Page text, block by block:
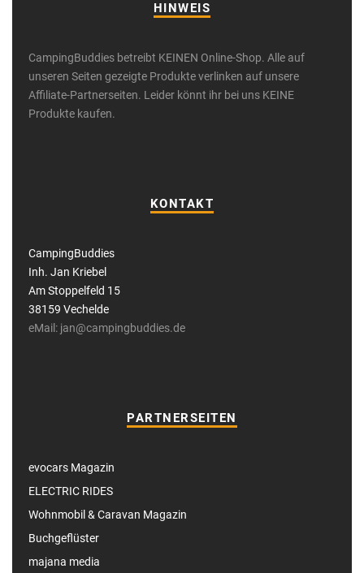
HINWEIS
CampingBuddies betreibt KEINEN Online-Shop. Alle auf
unseren Seiten gezeigte Produkte verlinken auf unsere
Affiliate-Partnerseiten. Leider könnt ihr bei uns KEINE
Produkte kaufen.
KONTAKT
CampingBuddies
Inh. Jan Kriebel
Am Stoppelfeld 15
38159 Vechelde
eMail: jan@campingbuddies.de
PARTNERSEITEN
evocars Magazin
ELECTRIC RIDES
Wohnmobil & Caravan Magazin
Buchgeflüster
majana media